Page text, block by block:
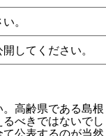
。
してください。
高齢県である島根
べきではないでし